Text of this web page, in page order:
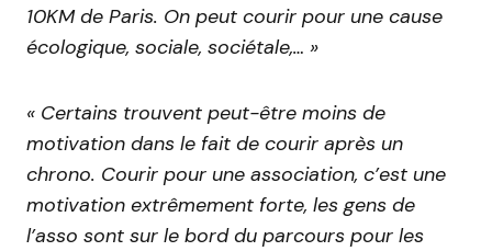
10KM de Paris. On peut courir pour une cause
écologique, sociale, sociétale,… »
« Certains trouvent peut-être moins de
motivation dans le fait de courir après un
chrono. Courir pour une association, c’est une
motivation extrêmement forte, les gens de
l’asso sont sur le bord du parcours pour les